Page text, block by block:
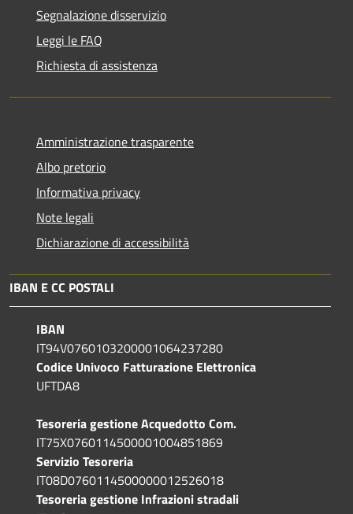
Segnalazione disservizio
Leggi le FAQ
Richiesta di assistenza
Amministrazione trasparente
Albo pretorio
Informativa privacy
Note legali
Dichiarazione di accessibilità
IBAN E CC POSTALI
IBAN
IT94V0760103200001064237280
Codice Univoco Fatturazione Elettronica
UFTDA8
Tesoreria gestione Acquedotto Com.
IT75X0760114500001004851869
Servizio Tesoreria
IT08D0760114500000012526018
Tesoreria gestione Infrazioni stradali